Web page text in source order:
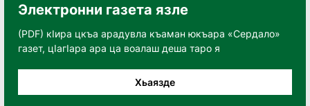
Электронни газета язле
(PDF) кӀира цкъа арадувла къаман юкъара «Сердало»
газет, цӀагӀара ара ца воалаш деша таро я
Хьаязде